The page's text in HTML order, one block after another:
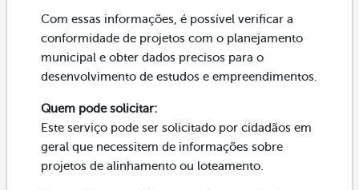
Com essas informações, é possível verificar a
conformidade de projetos com o planejamento
municipal e obter dados precisos para o
desenvolvimento de estudos e empreendimentos.
Quem pode solicitar:
Este serviço pode ser solicitado por cidadãos em
geral que necessitem de informações sobre
projetos de alinhamento ou loteamento.